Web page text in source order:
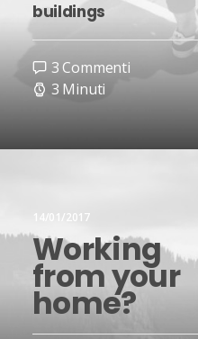
buildings
3 Commenti
3 Minuti
14/01/2017
Working
from your
home?